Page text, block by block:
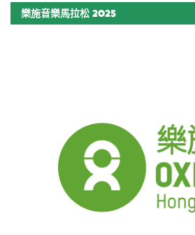
樂施音樂馬拉松 2025